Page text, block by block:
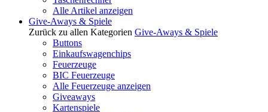
Alle Artikel anzeigen
Give-Aways & Spiele
Zurück zu allen Kategorien Give-Aways & Spiele
Buttons
Einkaufswagenchips
Feuerzeuge
BIC Feuerzeuge
Alle Feuerzeuge anzeigen
Giveaways
Kartenspiele